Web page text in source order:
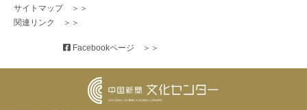
サイトマップ　＞＞
関連リンク　＞＞
Facebookページ　＞＞